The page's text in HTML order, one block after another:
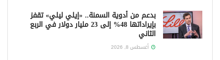
بدعم من أدوية السمنة.. «إيلي ليلي» تقفز
بإيراداتها 48% إلى 23 مليار دولار في الربع
الثاني
أغسطس 8, 2026